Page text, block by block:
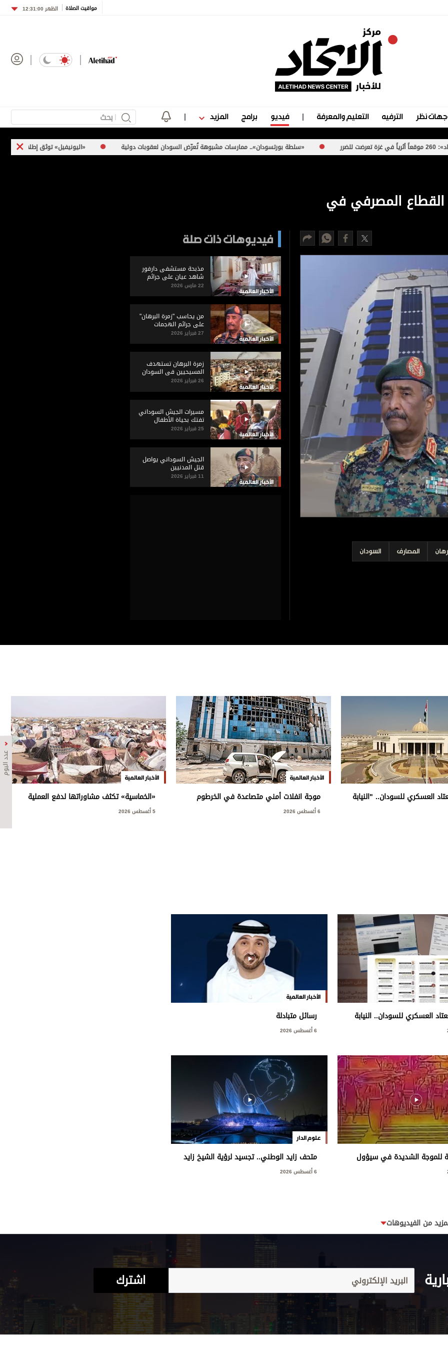
مواقيت الصلاة الظهر 12:31:00
نظر الترفيه التعليم والمعرفة فيديو برامج المزيد
«سلطة بورتسودان».. ممارسات مشبوهة تُعرّض السودان لعقوبات دولية «اليونيفيل» توثق إطلاق إسرائيل 113 مقذوفاً على جنوب لبنان
عدد اليوم
القطاع المصرفي في
المصارف السودان
فيديوهات ذات صلة
الأخبار العالمية
مذبحة مستشفى دارفور
شاهد عيان على جرائم
الجيش السوداني
22 مارس 2026
الأخبار العالمية
من يحاسب "زمرة البرهان"
على جرائم الهجمات
بالكيماوي؟
27 فبراير 2026
الأخبار العالمية
زمرة البرهان تستهدف
المسيحيين في السودان
26 فبراير 2026
الأخبار العالمية
مسيرات الجيش السوداني
تفتك بحياة الأطفال
25 فبراير 2026
الأخبار العالمية
الجيش السوداني يواصل
قتل المدنيين
11 فبراير 2026
العسكري للسودان.. "النيابة
إجرامي استهدف المساس
وأمنها والزج باسمها في
الأخبار العالمية
موجة انفلات أمني متصاعدة في الخرطوم
6 أغسطس 2026
الأخبار العالمية
«الخماسية» تكثف مشاوراتها لدفع العملية
السياسية في السودان5 أغسطس 2026
العسكري للسودان.. النيابة
إجرامي استهدف المساس
الأخبار العالمية
رسائل متبادلة
6 أغسطس 2026
للموجة الشديدة في سيؤول
علوم الدار
متحف زايد الوطني.. تجسيد لرؤية الشيخ زايد
وإرثه الوطني
6 أغسطس 2026
من الفيديوهات
اشترك